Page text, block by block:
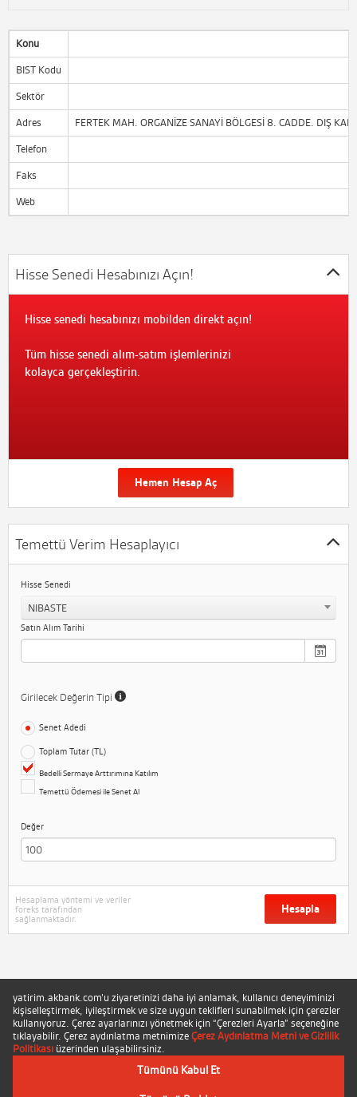
Konu
BIST Kodu
Sektör
Adres FERTEK MAH. ORGANİZE SANAYİ BÖLGESİ 8. CADDE. DIŞ
Telefon
Faks
Web
Hisse Senedi Hesabınızı Açın!
Hisse senedi hesabınızı mobilden direkt açın!
Tüm hisse senedi alım-satım işlemlerinizi
kolayca gerçekleştirin.
Hemen Hesap Aç
Temettü Verim Hesaplayıcı
Hisse Senedi
NIBASTE
Satın Alım Tarihi
Girilecek Değerin Tipi
Senet Adedi
Toplam Tutar (TL)
Bedelli Sermaye Arttırımına Katılım
Temettü Ödemesi ile Senet Al
Değer
Hesaplama yöntemi ve veriler
foreks tarafından
sağlanmaktadır.
Hesapla